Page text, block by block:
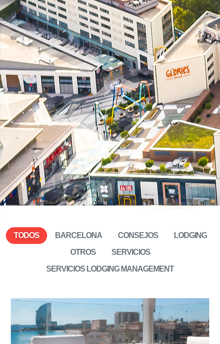
BARCELONA CONSEJOS
LODGING
OTROS
SERVICIOS
SERVICIOS LODGING MANAGEMENT
TODOS